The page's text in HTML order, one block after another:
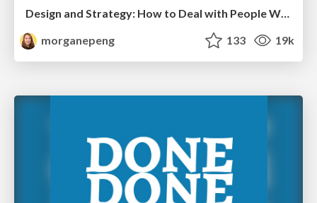
Design and Strategy: How to Deal with People Who Don’t "Get" Design
morganepeng
133 19k